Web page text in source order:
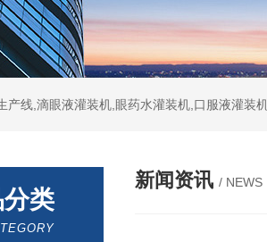
产线,滴眼液灌装机,眼药水灌装机,口服液灌装
类
新闻资讯 / NEWS